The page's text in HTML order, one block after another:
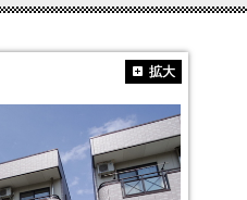
拡大